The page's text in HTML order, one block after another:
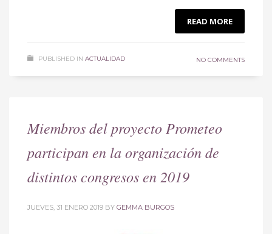
READ MORE
PUBLISHED IN ACTUALIDAD NO COMMENTS
Miembros del proyecto Prometeo
participan en la organización de
distintos congresos en 2019
JUEVES, 31 ENERO 2019 BY GEMMA BURGOS